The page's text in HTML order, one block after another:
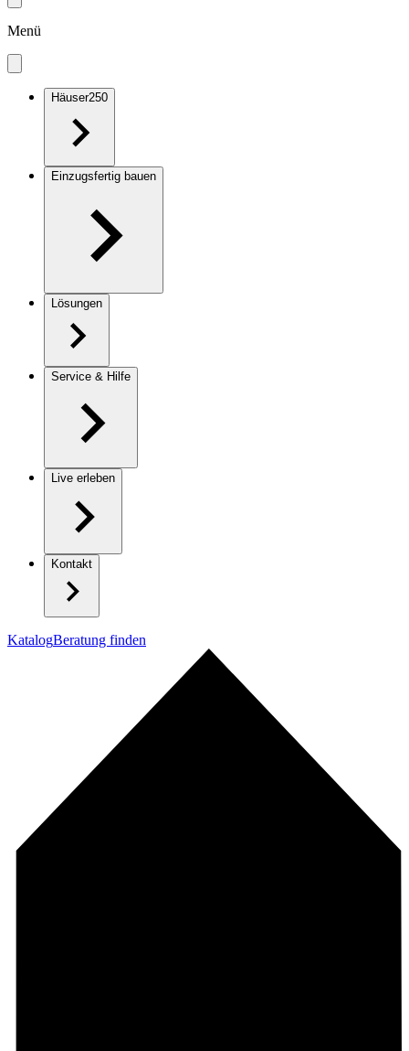
Menü
Häuser250
Einzugsfertig bauen
Lösungen
Service & Hilfe
Live erleben
Kontakt
KatalogBeratung finden